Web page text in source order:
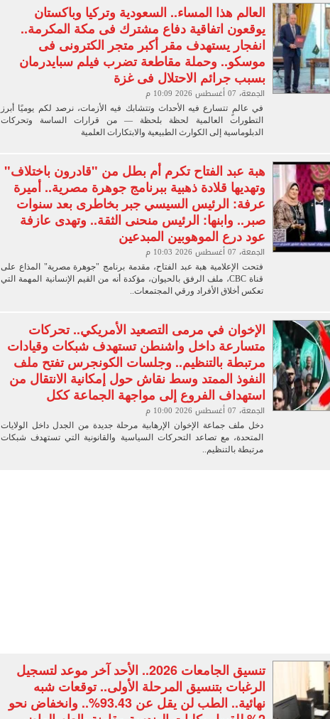
العالم هذا المساء.. السعودية وتركيا وباكستان
يوقعون اتفاقية دفاع مشترك فى مكة المكرمة..
انفجار يستهدف مقر أكبر متجر الكترونى فى
موسكو.. وحملة مقاطعة تضرب فيلم سبايدرمان
بسبب جرائم الاحتلال فى غزة
الجمعة، 07 أغسطس 2026 10:09 م
في عالمٍ تتسارع فيه الأحداث وتتشابك فيه الأزمات، نرصد لكم يوميًا أبرز
التطورات العالمية لحظة بلحظة — من قرارات الساسة وتحركات
الدبلوماسية إلى الكوارث الطبيعية والابتكارات العلمية
هبة عبد الفتاح تكرم أم بطل من "قادرون باختلاف"
وتهديها قلادة ذهبية ببرنامج جوهرة مصرية.. أميرة
عرفة: الرئيس السيسي جبر بخاطرى بعد سنوات
صبر.. وابنها: الرئيس منحنى الثقة.. وتهدى عازفة
عود درع الموهوبين المبدعين
الجمعة، 07 أغسطس 2026 10:03 م
فتحت الإعلامية هبة عبد الفتاح، مقدمة برنامج "جوهرة مصرية" المذاع على
قناة CBC، ملف الرفق بالحيوان، مؤكدة أنه من القيم الإنسانية المهمة التي
تعكس أخلاق الأفراد ورقي المجتمعات..
الإخوان في مرمى التصعيد الأمريكي.. تحركات
متسارعة داخل واشنطن تستهدف شبكات وقيادات
مرتبطة بالتنظيم.. وجلسات الكونجرس تفتح ملف
النفوذ الممتد وسط نقاش حول إمكانية الانتقال من
استهداف الفروع إلى مواجهة الجماعة ككل
الجمعة، 07 أغسطس 2026 10:00 م
دخل ملف جماعة الإخوان الإرهابية مرحلة جديدة من الجدل داخل الولايات
المتحدة، مع تصاعد التحركات السياسية والقانونية التي تستهدف شبكات
مرتبطة بالتنظيم..
تنسيق الجامعات 2026.. الأحد آخر موعد لتسجيل
الرغبات بتنسيق المرحلة الأولى.. توقعات شبه
نهائية.. الطب لن يقل عن 93.43%.. وانخفاض نحو